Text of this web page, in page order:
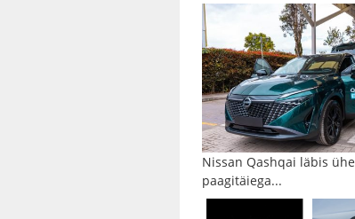
Nissan Qashqai läbis ühe
paagitäiega...